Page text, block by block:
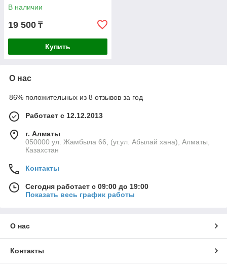
В наличии
19 500 ₸
Купить
О нас
86% положительных из 8 отзывов за год
Работает с 12.12.2013
г. Алматы
050000 ул. Жамбыла 66, (уг.ул. Абылай хана), Алматы,
Казахстан
Контакты
Сегодня работает с 09:00 до 19:00
Показать весь график работы
О нас
Контакты